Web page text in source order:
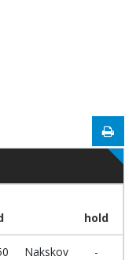
hold
Nakskov
-